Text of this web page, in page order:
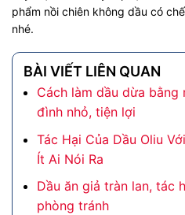
phẩm nồi chiên không dầu có
nhé.
BÀI VIẾT LIÊN QUAN
Cách làm dầu dừa bằng
đình nhỏ, tiện lợi
Tác Hại Của Dầu Oliu
Ít Ai Nói Ra
Dầu ăn giả tràn lan, tác
phòng tránh